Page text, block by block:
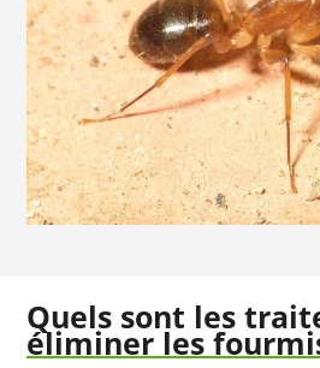
Quels sont les
éliminer les